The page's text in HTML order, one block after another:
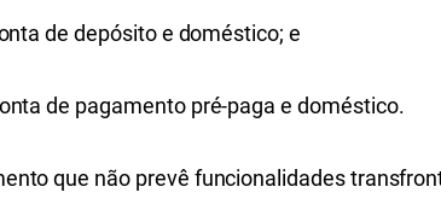
de depósito e doméstico; e
de pagamento pré-paga e doméstico.
que não prevê funcionalidades